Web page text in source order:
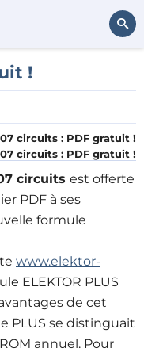
!
circuits : PDF gratuit !
circuits est offerte
PDF à ses
formule
www.elektor-
ELEKTOR PLUS
de cet
PLUS se distinguait
annuel. Pour